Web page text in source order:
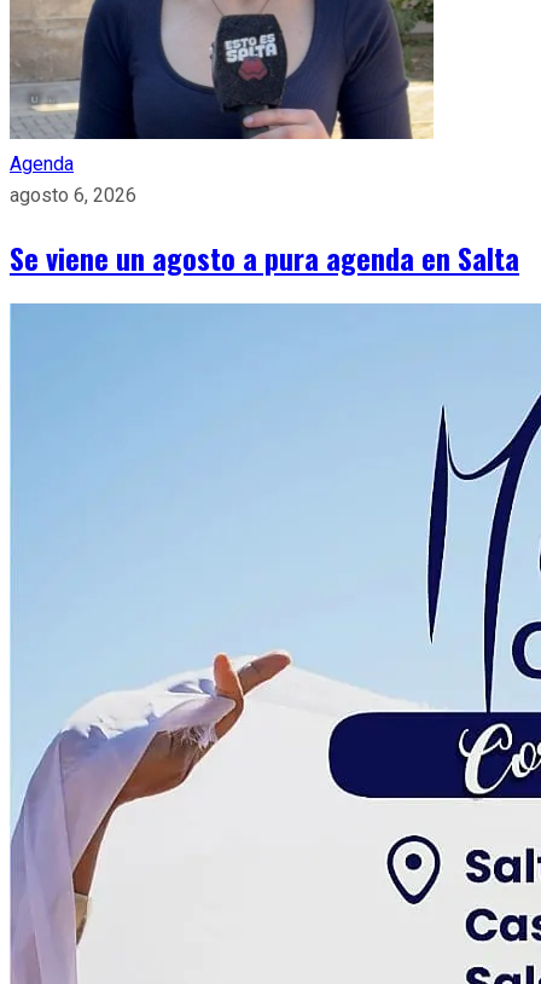
Agenda
agosto 6, 2026
Se viene un agosto a pura agenda en Salta